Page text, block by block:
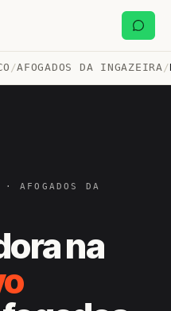
/AFOGADOS DA INGAZEIRA /
AFOGADOS DA
na